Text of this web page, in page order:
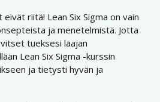
riitä! Lean Six Sigma on vain
ja menetelmistä. Jotta
tueksesi laajan
Lean Six Sigma -kurssin
ja tietysti hyvän ja